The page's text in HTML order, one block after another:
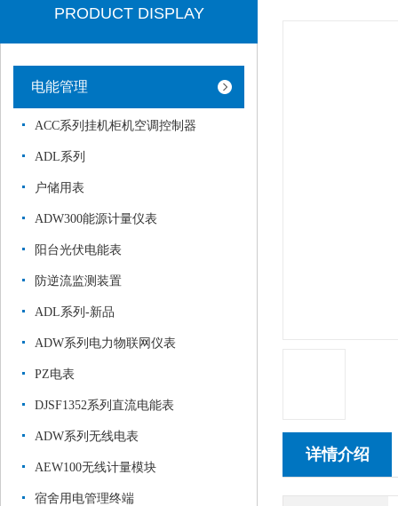
PRODUCT DISPLAY
电能管理
ACC系列挂机柜机空调控制器
ADL系列
户储用表
ADW300能源计量仪表
阳台光伏电能表
防逆流监测装置
ADL系列-新品
ADW系列电力物联网仪表
PZ电表
DJSF1352系列直流电能表
ADW系列无线电表
AEW100无线计量模块
宿舍用电管理终端
详情介绍